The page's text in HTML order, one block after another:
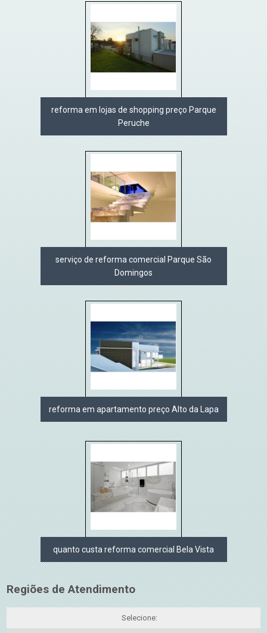
reforma em lojas de shopping preço Parque
Peruche
serviço de reforma comercial Parque São
Domingos
reforma em apartamento preço Alto da Lapa
quanto custa reforma comercial Bela Vista
Regiões de Atendimento
Selecione: